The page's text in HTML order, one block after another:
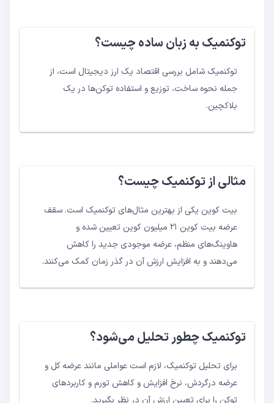
توکنمیک به زبان ساده چیست؟
توکنمیک شامل بررسی اقتصاد یک ارز دیجیتال است، از
جمله نحوه ساخت، توزیع و استفاده توکن‌ها در یک
بلاکچین.
مثالی از توکنمیک چیست؟
بیت کوین یکی از بهترین مثال‌های توکنمیک است. سقف
عرضه بیت کوین ۲۱ میلیون کوین تعیین شده و
هاوینگ‌های منظم، عرضه موجودی جدید را کاهش
می‌دهند و به افزایش ارزش آن در گذر زمان کمک می‌کنند.
توکنمیک چطور تحلیل می‌شود؟
برای تحلیل توکنمیک، لازم است عواملی مانند عرضه کل و
عرضه درگردش، نرخ افزایش و کاهش تورم و کاربردهای
توکن را برای تعیین ارزش آن در نظر بگیرید.